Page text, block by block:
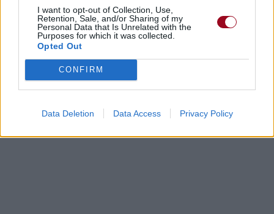
I want to opt-out of Collection, Use,
Retention, Sale, and/or Sharing of my
Personal Data that Is Unrelated with the
Purposes for which it was collected.
Opted Out
CONFIRM
Data Deletion Data Access Privacy Policy